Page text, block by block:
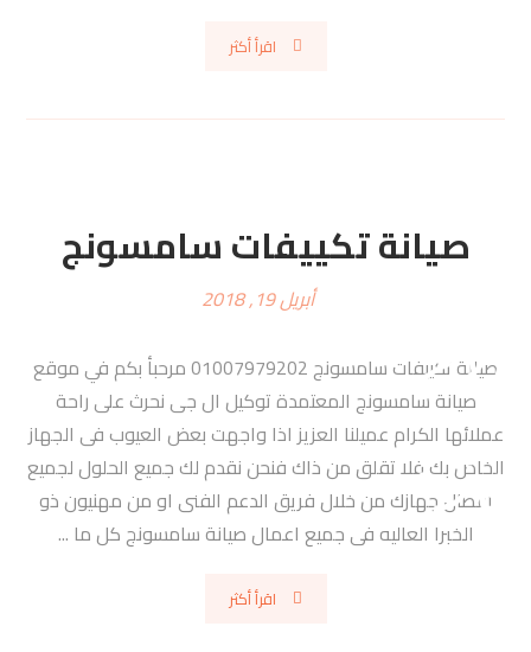
اقرأ أكثر
صيانة تكييفات سامسونج
أبريل 19, 2018
صيانة تكييفات سامسونج 01007979202 مرحبأ بكم في موقع
صيانة سامسونج المعتمدة توكيل ال جى نحرث على راحة
عملائها الكرام عميلنا العزيز اذا واجهت بعض العيوب فى الجهاز
الخاص بك فلا تقلق من ذاك فنحن نقدم لك جميع الحلول لجميع
اعطال جهازك من خلال فريق الدعم الفنى او من مهنيون ذو
الخبرا العاليه فى جميع اعمال صيانة سامسونج كل ما ...
اقرأ أكثر